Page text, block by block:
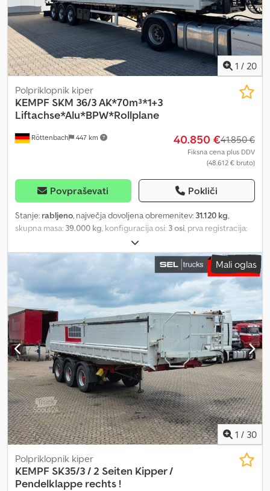
1 / 20
Röttenbach 447 km
Polpriklopnik kiper
KEMPF SKM 36/3 AK*70m³*1+3
Liftachse*Alu*BPW*Rollplane
40.850 €41.850 €
Fiksna cena plus DDV
(48.612 € bruto)
Povpraševati Pokliči
Stanje: rabljeno, največja dovoljena obremenitev: 31.120 kg,
skupna masa: 39.000 kg, konfiguracija osi: 3 osi, prva registracija:
, naslednji pregled (TÜV):06/2026
prostora:12.500 mm, širina tovornega prostora:2.430 mm, višina
nakladalnega prostora:
, prostornina tovornega
prostora:
70 m³ ABS, * Aluminijasta
kesonska korita * 1. & 3. os dvižna os * BPW osi * Aluminijasta
platišča * Drsna ponjava * 4x orodna škatla * Tehnični pregled
velja do 06/26 * LED svetlobni sistem * Delovni žarometi Naša
ponudba je v osnovi brez tehničnega pregleda (HU/AU/SP) in brez
registrskih tablic Pridržujemo si pravico do napak in vmesne
prodaje Ogled vozila je možen samo po predhodnem dogovoru
Crodpjw Tqhdofx Apvsf Na WhatsApp sporočila ne odgovarjamo
Mali oglas
1 / 30
Polpriklopnik kiper
KEMPF SK35/3 / 2 Seiten Kipper /
Pendelklappe rechts !